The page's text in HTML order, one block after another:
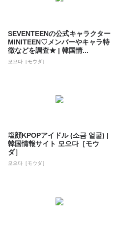
SEVENTEENの公式キャラクター
MINITEEN♡メンバーやキャラ特
徴などを調査★ | 韓国情...
모으다［モウダ］
塩顔KPOPアイドル (소금 얼굴) |
韓国情報サイト 모으다［モウ
ダ］
모으다［モウダ］